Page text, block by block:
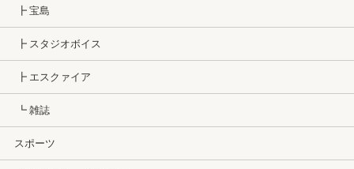
┣ 宝島
┣ スタジオボイス
┣ エスクァイア
┗ 雑誌
スポーツ